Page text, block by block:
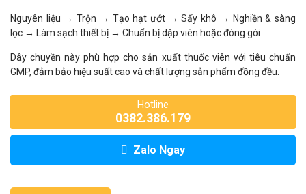
Nguyên liệu → Trộn → Tạo hạt ướt → Sấy khô → Nghiền & sàng
lọc → Làm sạch thiết bị → Chuẩn bị dập viên hoặc đóng gói
Dây chuyền này phù hợp cho sản xuất thuốc viên với tiêu chuẩn
GMP, đảm bảo hiệu suất cao và chất lượng sản phẩm đồng đều.
Hotline
0382.386.179
Zalo Ngay